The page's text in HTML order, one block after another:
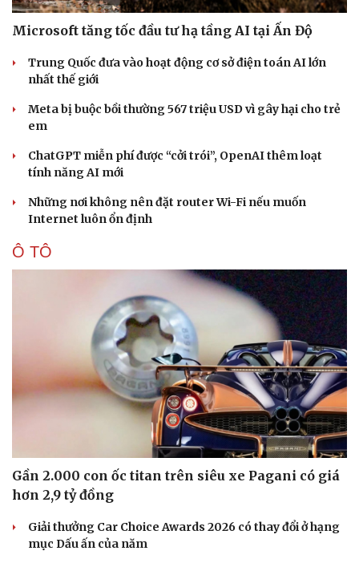
Microsoft tăng tốc đầu tư hạ tầng AI tại Ấn Độ
Trung Quốc đưa vào hoạt động cơ sở điện toán AI lớn
nhất thế giới
Meta bị buộc bồi thường 567 triệu USD vì gây hại cho trẻ
em
ChatGPT miễn phí được “cởi trói”, OpenAI thêm loạt
tính năng AI mới
Những nơi không nên đặt router Wi-Fi nếu muốn
Internet luôn ổn định
Ô TÔ
Gần 2.000 con ốc titan trên siêu xe Pagani có giá
hơn 2,9 tỷ đồng
Giải thưởng Car Choice Awards 2026 có thay đổi ở hạng
mục Dấu ấn của năm